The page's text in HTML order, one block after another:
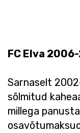
FC Elva
Sarnaselt
sõlmitud
millega